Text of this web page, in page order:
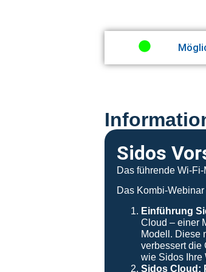
Sidos
Das führende Wi-
Das Kombi-
Einführung
Cloud – einer
Modell. Diese
verbessert die
wie Sidos Ihre
Sidos Cloud: